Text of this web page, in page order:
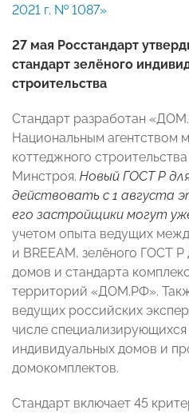
2021 г. № 1087»
27 мая Росстандарт
стандарт зелёного
строительства
Стандарт разработан
Национальным агентством
коттеджного
Минстроя. Новый ГОСТ Р
действовать с 1 августа
его застройщики могут
учетом опыта ведущих
и BREEAM, зелёного ГОСТ
домов и стандарта
территорий «ДОМ.РФ».
ведущих российских
числе специализирующихся
индивидуальных домов и
домокомплектов.
Стандарт включает 45